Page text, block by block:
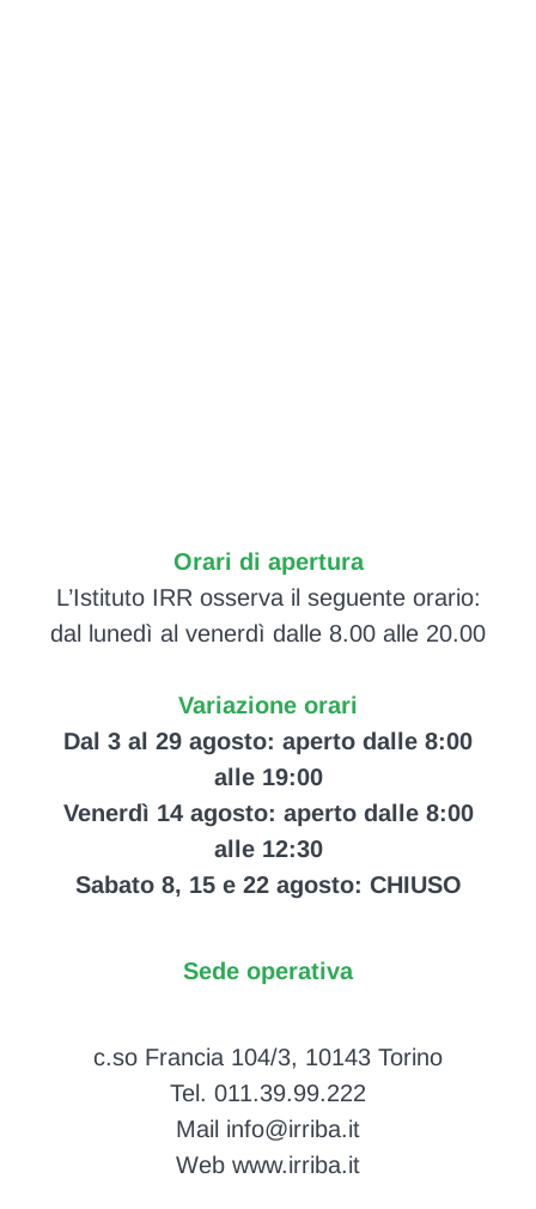
Orari di apertura
L’Istituto IRR osserva il seguente orario:
dal lunedì al venerdì dalle 8.00 alle 20.00
Variazione orari
Dal 3 al 29 agosto: aperto dalle 8:00
alle 19:00
Venerdì 14 agosto: aperto dalle 8:00
alle 12:30
Sabato 8, 15 e 22 agosto: CHIUSO
Sede operativa
c.so Francia 104/3, 10143 Torino
Tel. 011.39.99.222
Mail info@irriba.it
Web www.irriba.it